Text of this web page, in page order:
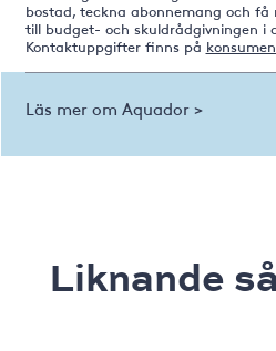
bostad, teckna abonnemang och få
till budget- och skuldrådgivningen i
Kontaktuppgifter finns på
Läs mer om Aquador >
Liknande